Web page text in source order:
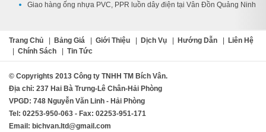
Giao hàng ống nhựa PVC, PPR luồn dây điện tại Vân Đồn Quảng Ninh
Trang Chủ Bảng Giá Giới Thiệu Dịch Vụ Hướng Dẫn
Liên Hệ
Chính Sách Tin Tức
© Copyrights 2013 Công ty TNHH TM Bích Vân.
Địa chỉ: 237 Hai Bà Trưng-Lê Chân-Hải Phòng
VPGD: 748 Nguyễn Văn Linh - Hải Phòng
Tel: 02253-950-063 - Fax: 02253-951-171
Email: bichvan.ltd@gmail.com